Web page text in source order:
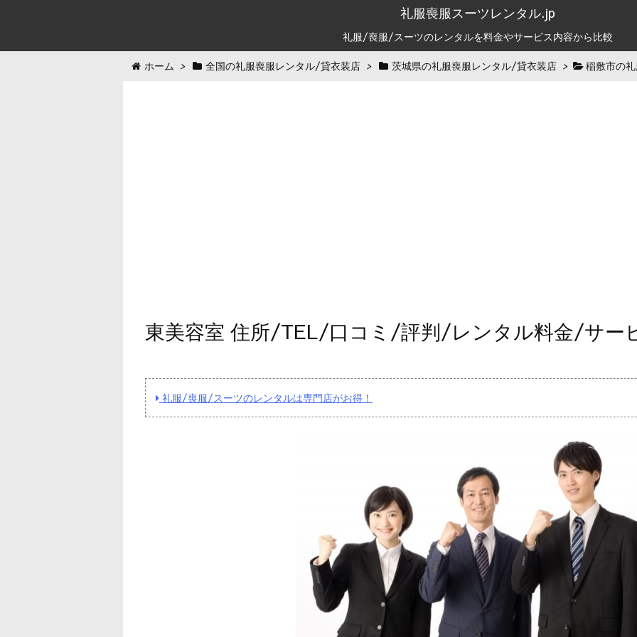
礼服喪服スーツレンタル.jp
礼服/喪服/スーツのレンタルを料金やサービス内容から比較
ホーム > 全国の礼服喪服レンタル/貸衣装店 > 茨城県の礼服喪服レンタル/貸衣装店 > 稲敷市の
東美容室 住所/TEL/口コミ/評判/レンタル料金/サー
礼服/喪服/スーツのレンタルは専門店がお得！